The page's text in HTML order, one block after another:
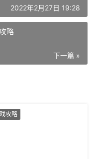
2022年2月27日 19:28
略
下一篇 »
攻略